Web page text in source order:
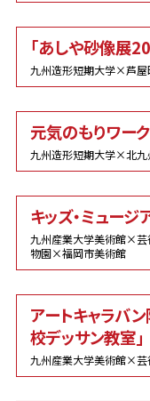
「あしや砂像展
九州造形短期大学×芦
元気のもりワー
九州造形短期大学×北九
キッズ・ミュージ
九州産業大学美術館×
物園×福岡市美術館
アートキャラバ
校デッサン教室」
九州産業大学美術館×